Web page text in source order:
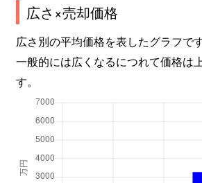
広さ×売却価格
広さ別の平均価格を表したグラフです
一般的には広くなるにつれて価格は
す。